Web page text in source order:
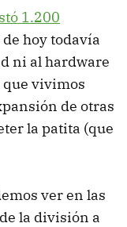
1.200
de hoy todavía
ni al hardware
vivimos
de otras
la patita (que
ver en las
la división a